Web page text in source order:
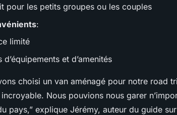
pour les petits groupes ou les couples
:
limité
d’équipements et d’amenités
choisi un van aménagé pour notre road
Nous pouvions nous garer
pays,” explique Jérémy, auteur du guide